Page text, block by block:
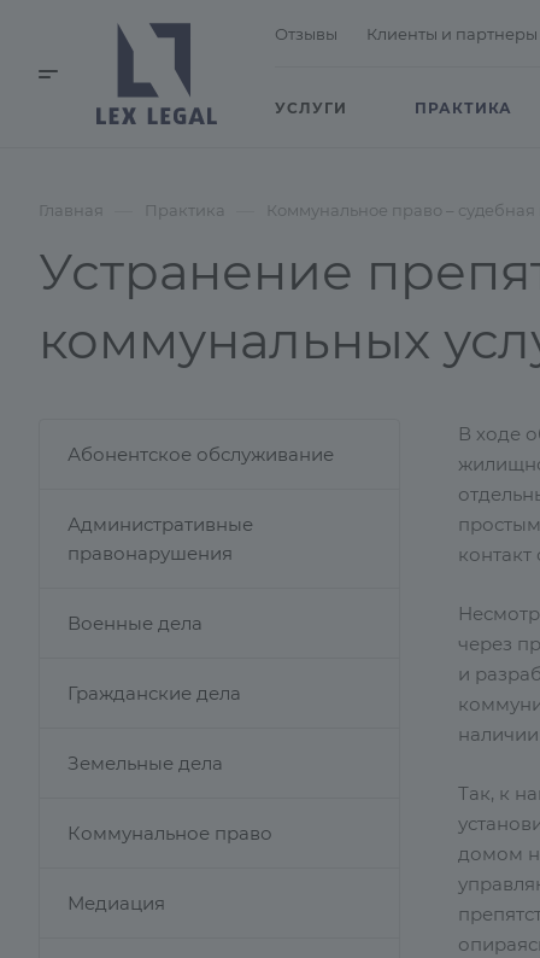
Отзывы Клиенты и партнеры
УСЛУГИ ПРАКТИКА
Главная Практика Коммунальное право – судебная
Устранение
коммунальных
В ходе
контакт
через
и
Так, к
домом
Абонентское обслуживание
Административные
правонарушения
Военные дела
Гражданские дела
Земельные дела
Коммунальное право
Медиация